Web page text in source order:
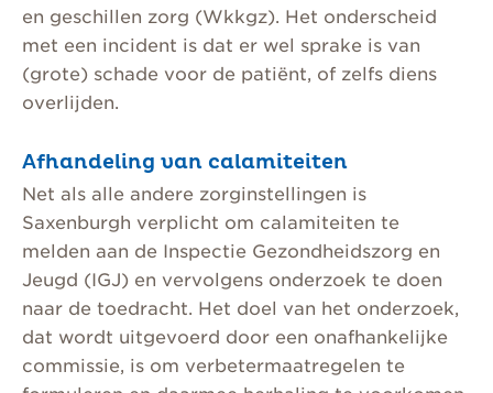
en geschillen zorg (Wkkgz). Het onderscheid
met een incident is dat er wel sprake is van
(grote) schade voor de patiënt, of zelfs diens
overlijden.
Afhandeling van calamiteiten
Net als alle andere zorginstellingen is
Saxenburgh verplicht om calamiteiten te
melden aan de Inspectie Gezondheidszorg en
Jeugd (IGJ) en vervolgens onderzoek te doen
naar de toedracht. Het doel van het onderzoek,
dat wordt uitgevoerd door een onafhankelijke
commissie, is om verbetermaatregelen te